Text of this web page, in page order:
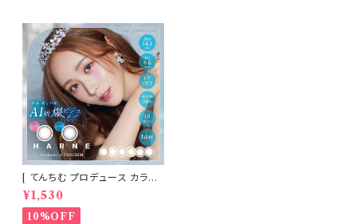
[ てんちむ プロデュース カラコ
ン ] HARNE (ハルネ) ワンデー
1day 10枚入り （当日発送） 1da
y
¥1,530
10%OFF